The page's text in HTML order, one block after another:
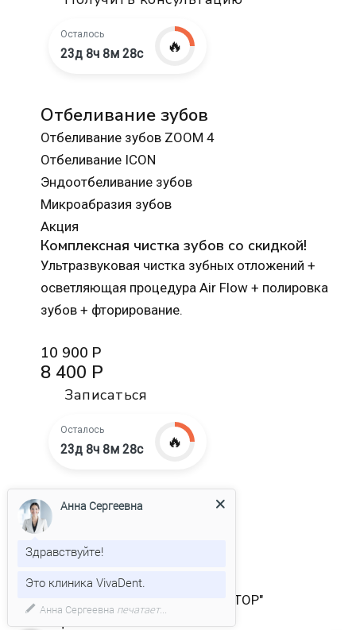
Осталось
23д 8ч 8м 27с 🔥
Отбеливание зубов
Отбеливание зубов ZOOM 4
Отбеливание ICON
Эндоотбеливание зубов
Микроабразия зубов
Акция
Комплексная чистка зубов со скидкой!
Ультразвуковая чистка зубных отложений +
осветляющая процедура Air Flow + полировка
зубов + фторирование.
10 900 Р
8 400 Р
Записаться
Осталось
23д 8ч 8м 27с 🔥
Лечение дёсен
Лечение гингивита
Лечение пародонтита
Лечение пародонтоза
Лечение дёсен аппаратом "ВЕКТОР"